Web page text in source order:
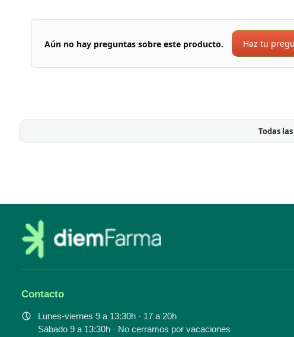
Aún no hay preguntas sobre este producto. Haz tu
Todas
Contacto
Lunes-viernes 9 a 13:30h · 17 a 20h
Sábado 9 a 13:30h · No cerramos por vacaciones